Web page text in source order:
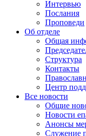
Интервью
Послания
Проповеди
Об отделе
Общая
Структура
Контакты
Центр
Все новости
Общие
Новости
Анонсы
Служение